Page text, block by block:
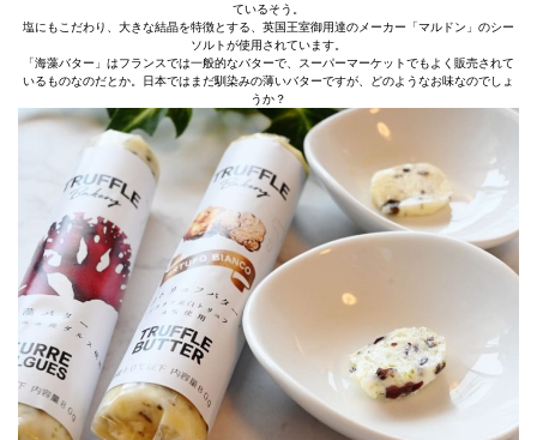
ているそう。
塩にもこだわり、大きな結晶を特徴とする、英国王室御用達のメーカー「マルドン」のシー
ソルトが使用されています。
「海藻バター」はフランスでは一般的なバターで、スーパーマーケットでもよく販売されて
いるものなのだとか。日本ではまだ馴染みの薄いバターですが、どのようなお味なのでしょ
うか？